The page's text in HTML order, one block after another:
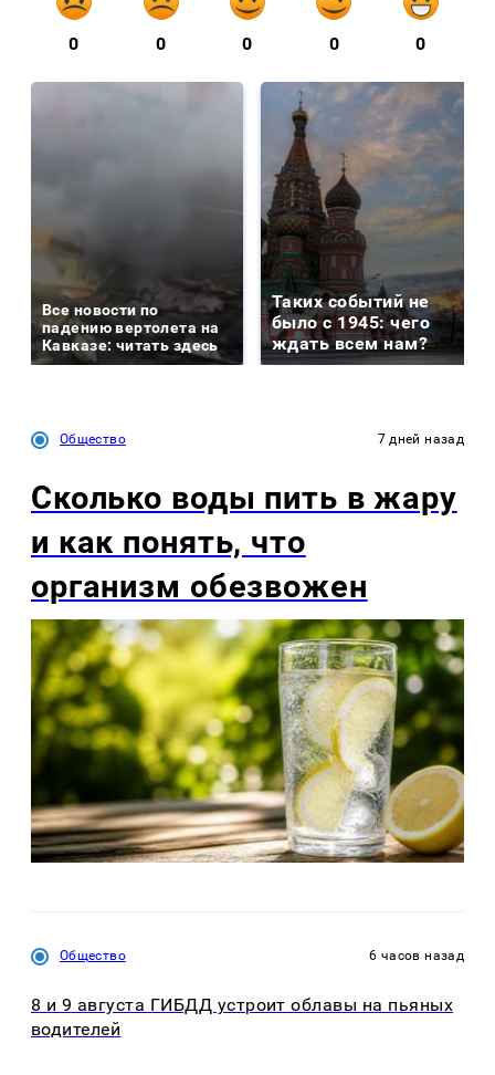
0 0 0 0 0
Все новости по
падению вертолета на
Кавказе: читать здесь
Таких событий не
было с 1945: чего
ждать всем нам?
Общество 7 дней назад
Сколько воды пить в жару
и как понять, что
организм обезвожен
Общество 6 часов назад
8 и 9 августа ГИБДД устроит облавы на пьяных
водителей